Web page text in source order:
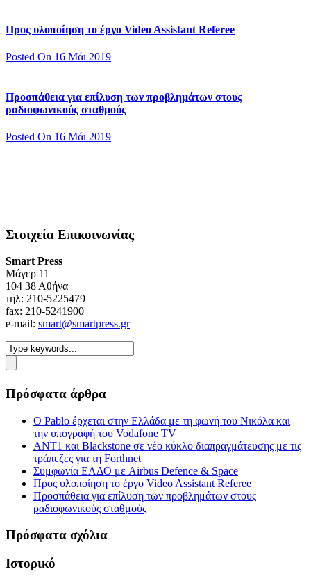
Προς υλοποίηση το έργο Video Assistant Referee
Posted On 16 Μάι 2019
Προσπάθεια για επίλυση των προβλημάτων στους
ραδιοφωνικούς σταθμούς
Posted On 16 Μάι 2019
Στοιχεία Επικοινωνίας
Smart Press
Mάγερ 11
104 38 Αθήνα
τηλ: 210-5225479
fax: 210-5241900
e-mail: smart@smartpress.gr
Πρόσφατα άρθρα
Ο Pablo έρχεται στην Ελλάδα με τη φωνή του Νικόλα και
την υπογραφή του Vodafone TV
ΑΝΤ1 και Blackstone σε νέο κύκλο διαπραγμάτευσης με τις
τράπεζες για τη Forthnet
Συμφωνία ΕΛΔΟ με Airbus Defence & Space
Προς υλοποίηση το έργο Video Assistant Referee
Προσπάθεια για επίλυση των προβλημάτων στους
ραδιοφωνικούς σταθμούς
Πρόσφατα σχόλια
Ιστορικό